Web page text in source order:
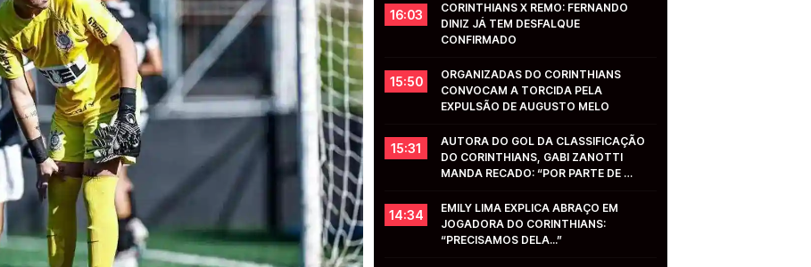
16:03
CORINTHIANS X REMO: FERNANDO
DINIZ JÁ TEM DESFALQUE
CONFIRMADO
15:50
ORGANIZADAS DO CORINTHIANS
CONVOCAM A TORCIDA PELA
EXPULSÃO DE AUGUSTO MELO
15:31
AUTORA DO GOL DA CLASSIFICAÇÃO
DO CORINTHIANS, GABI ZANOTTI
MANDA RECADO: “POR PARTE DE
14:34
EMILY LIMA EXPLICA ABRAÇO EM
JOGADORA DO CORINTHIANS:
“PRECISAMOS DELA...”